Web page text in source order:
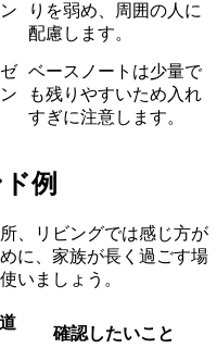
りを弱め、周囲の人に
配慮します。
ベースノートは少量で
も残りやすいため入れ
すぎに注意します。
例
、リビングでは感じ方が
に、家族が長く過ごす場
いましょう。
確認したいこと